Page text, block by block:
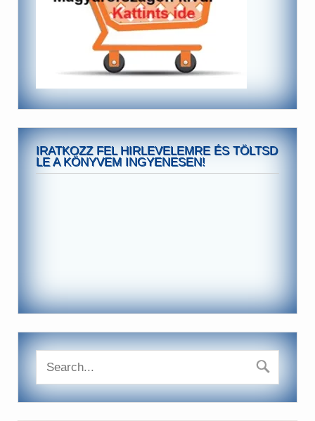
IRATKOZZ FEL HIRLEVELEMRE ÉS TÖLTSD
LE A KÖNYVEM INGYENESEN!